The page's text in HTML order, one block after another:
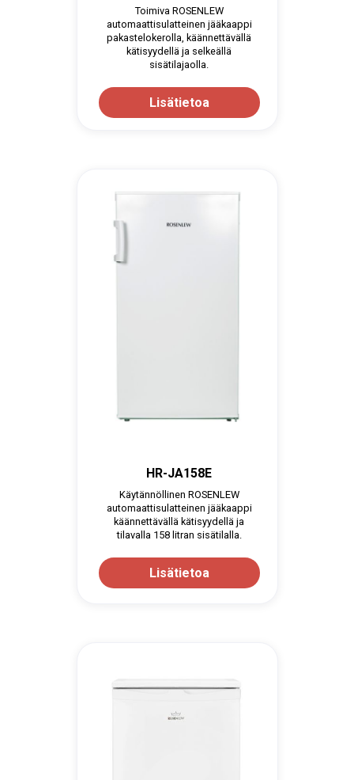
Toimiva ROSENLEW
automaattisulatteinen jääkaappi
pakastelokerolla, käännettävällä
kätisyydellä ja selkeällä
sisätilajaolla.
Lisätietoa
HR-JA158E
Käytännöllinen ROSENLEW
automaattisulatteinen jääkaappi
käännettävällä kätisyydellä ja
tilavalla 158 litran sisätilalla.
Lisätietoa